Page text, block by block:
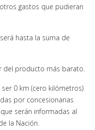
gastos que pudieran
hasta la suma de
del producto más barato.
0 km (cero kilómetros)
por concesionarias
serán informadas al
la Nación.